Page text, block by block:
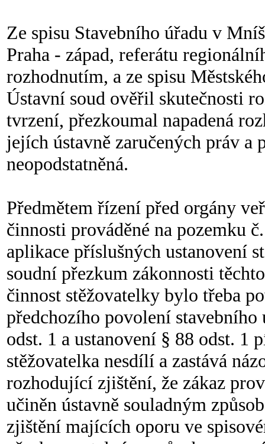
Ze spisu Stavebního úřadu v
Praha - západ, referátu
rozhodnutím, a ze spisu
Ústavní soud ověřil skutečnosti
tvrzení, přezkoumal napadená
jejích ústavně zaručených práv a
neopodstatněná.
Předmětem řízení před orgány
činnosti prováděné na pozemku
aplikace příslušných ustanovení
soudní přezkum zákonnosti
činnost stěžovatelky bylo třeba
předchozího povolení stavebního
odst. 1 a ustanovení § 88 odst. 1
stěžovatelka nesdílí a zastává
rozhodující zjištění, že zákaz
učiněn ústavně souladným
zjištění majících oporu ve